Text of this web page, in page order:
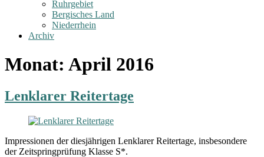
Ruhrgebiet
Bergisches Land
Niederrhein
Archiv
Monat: April 2016
Lenklarer Reitertage
Impressionen der diesjährigen Lenklarer Reitertage, insbesondere
der Zeitspringprüfung Klasse S*.